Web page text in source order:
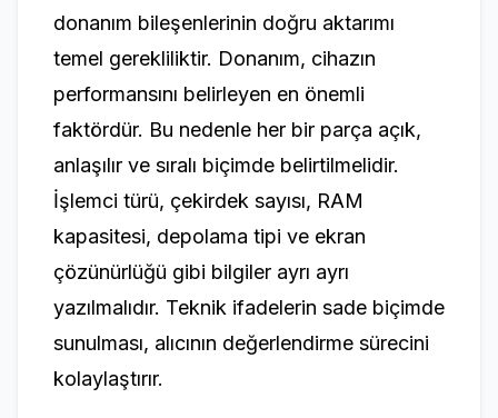
donanım bileşenlerinin doğru aktarımı
temel gerekliliktir. Donanım, cihazın
performansını belirleyen en önemli
faktördür. Bu nedenle her bir parça açık,
anlaşılır ve sıralı biçimde belirtilmelidir.
İşlemci türü, çekirdek sayısı, RAM
kapasitesi, depolama tipi ve ekran
çözünürlüğü gibi bilgiler ayrı ayrı
yazılmalıdır. Teknik ifadelerin sade biçimde
sunulması, alıcının değerlendirme sürecini
kolaylaştırır.